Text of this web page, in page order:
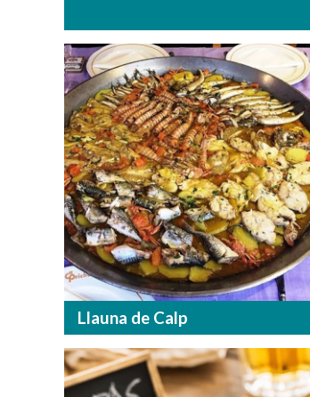
Llauna de Calp